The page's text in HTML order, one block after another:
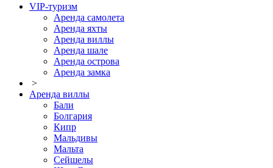
VIP-туризм
Аренда самолета
Аренда яхты
Аренда виллы
Аренда шале
Аренда острова
Аренда замка
>
Аренда виллы
Бали
Болгария
Кипр
Мальдивы
Мальта
Сейшелы